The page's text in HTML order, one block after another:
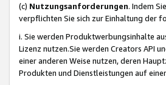
(c) Nutzungsanforderungen. Indem
verpflichten Sie sich zur Einhaltung der
i. Sie werden Produktwerbungsinhalte
Lizenz nutzen.Sie werden Creators API
einer anderen Weise nutzen, deren
Produkten und Dienstleistungen auf